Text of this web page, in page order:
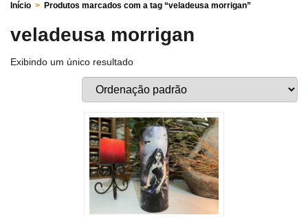
Início > Produtos marcados com a tag “veladeusa morrigan”
veladeusa morrigan
Exibindo um único resultado